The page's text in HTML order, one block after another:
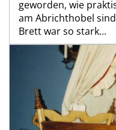
geworden, wie
am Abrichthobel
Brett war so stark...